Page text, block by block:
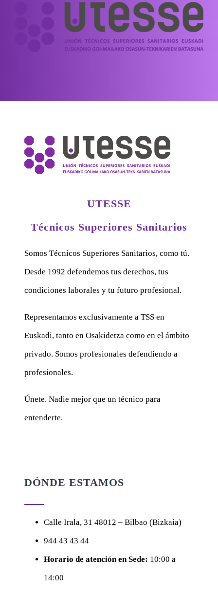
UTESSE
Técnicos Superiores Sanitarios
Somos Técnicos Superiores Sanitarios, como tú.
Desde 1992 defendemos tus derechos, tus
condiciones laborales y tu futuro profesional.
Representamos exclusivamente a TSS en
Euskadi, tanto en Osakidetza como en el ámbito
privado. Somos profesionales defendiendo a
profesionales.
Únete. Nadie mejor que un técnico para
entenderte.
DÓNDE ESTAMOS
Calle Irala, 31 48012 – Bilbao (Bizkaia)
944 43 43 44
Horario de atención en Sede: 10:00 a
14:00